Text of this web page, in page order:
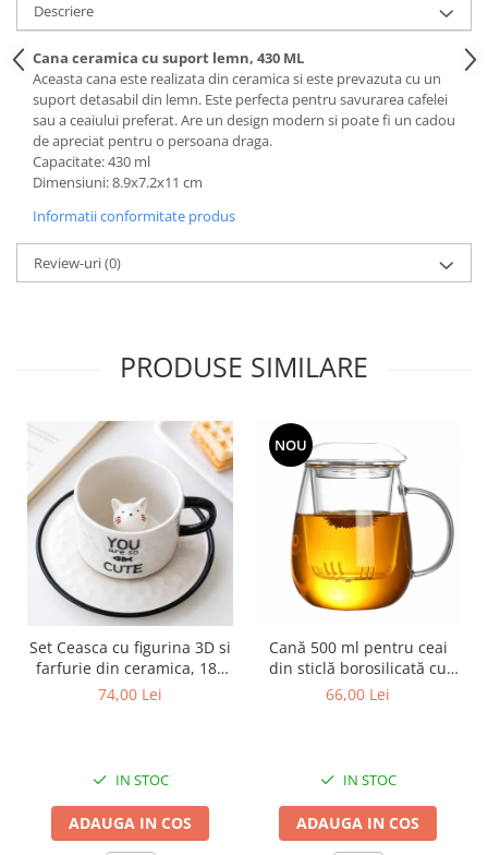
Descriere
Cana ceramica cu suport lemn, 430 ML
Aceasta cana este realizata din ceramica si este prevazuta cu un
suport detasabil din lemn. Este perfecta pentru savurarea cafelei
sau a ceaiului preferat. Are un design modern si poate fi un cadou
de apreciat pentru o persoana draga.
Capacitate: 430 ml
Dimensiuni: 8.9x7.2x11 cm
Informatii conformitate produs
Review-uri(0)
PRODUSE SIMILARE
Set Ceasca cu figurina 3D si
farfurie din ceramica, 180
ml
74,00 Lei
IN STOC
ADAUGA IN COS
NOU
Cană 500 ml pentru ceai
din sticlă borosilicată cu
infuzor și capac
66,00 Lei
IN STOC
ADAUGA IN COS